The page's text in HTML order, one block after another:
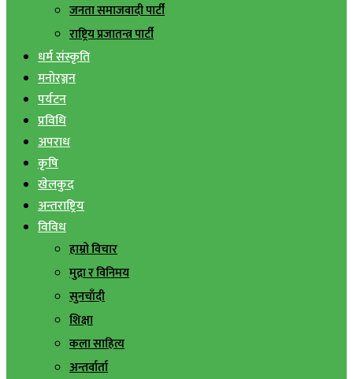
जनता समाजवादी पार्टी
राष्ट्रिय प्रजातन्त्र पार्टी
धर्म संस्कृति
मनोरञ्जन
पर्यटन
प्रविधि
अपराध
कृषि
खेलकुद
अन्तराष्ट्रिय
विविध
हाम्रो विचार
मुद्रा र विनिमय
सुनचाँदी
शिक्षा
कला साहित्य
अन्तर्वार्ता